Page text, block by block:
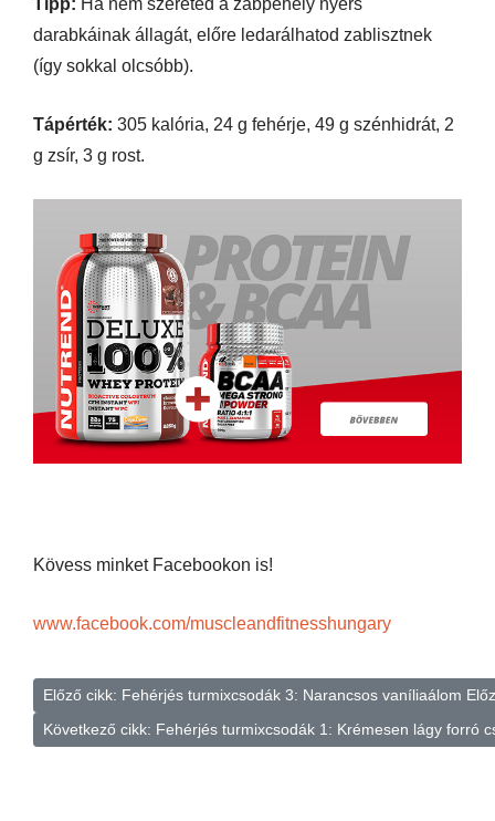
Tipp: Ha nem szereted a zabpehely nyers
darabkáinak állagát, előre ledarálhatod zablisztnek
(így sokkal olcsóbb).
Tápérték: 305 kalória, 24 g fehérje, 49 g szénhidrát, 2
g zsír, 3 g rost.
Kövess minket Facebookon is!
www.facebook.com/muscleandfitnesshungary
Előző cikk: Fehérjés turmixcsodák 3: Narancsos vaníliaálom
Következő cikk: Fehérjés turmixcsodák 1: Krémesen lágy forró